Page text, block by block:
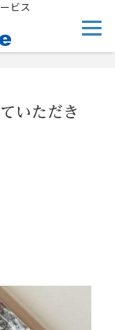
ビス
いただき